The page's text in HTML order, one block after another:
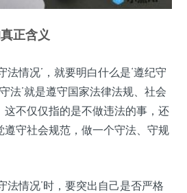
正含义
法情况’，就要明白什么是‘遵纪守
法’就是遵守国家法律法规、社会
这不仅仅指的是不做违法的事，还
遵守社会规范，做一个守法、守规
法情况’时，要突出自己是否严格